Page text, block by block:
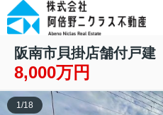
阪南市貝掛店舗付戸建
8,000万円
1/18